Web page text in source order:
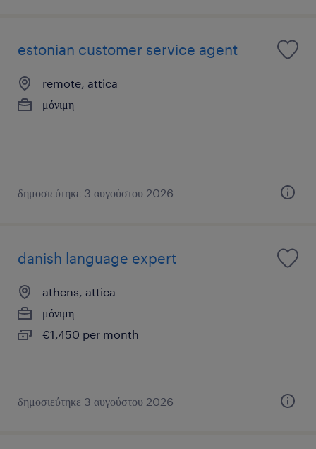
estonian customer service agent
remote, attica
μόνιμη
δημοσιεύτηκε 3 αυγούστου 2026
danish language expert
athens, attica
μόνιμη
€1,450 per month
δημοσιεύτηκε 3 αυγούστου 2026